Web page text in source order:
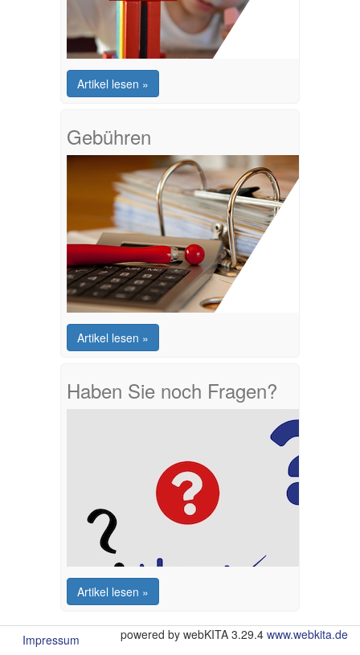
Artikel lesen »
Gebühren
Artikel lesen »
Haben Sie noch Fragen?
Artikel lesen »
Impressum powered by webKITA 3.29.4 www.webkita.de